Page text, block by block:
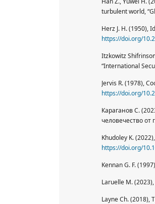
turbulent world,
Herz J. H. (1950),
https://doi.org/
Itzkowitz
“International
Jervis R. (1978),
https://doi.org/
Караганов С.
человечество от
Khudoley K.
https://doi.org/
Kennan G. F.
Laruelle M.
Layne Ch. (2018),